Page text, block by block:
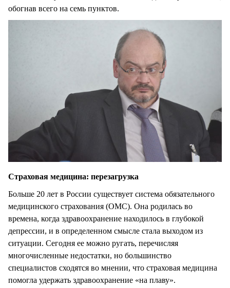
обогнав всего на семь пунктов.
Страховая медицина: перезагрузка
Больше 20 лет в России существует система обязательного
медицинского страхования (ОМС). Она родилась во
времена, когда здравоохранение находилось в глубокой
депрессии, и в определенном смысле стала выходом из
ситуации. Сегодня ее можно ругать, перечисляя
многочисленные недостатки, но большинство
специалистов сходятся во мнении, что страховая медицина
помогла удержать здравоохранение «на плаву».